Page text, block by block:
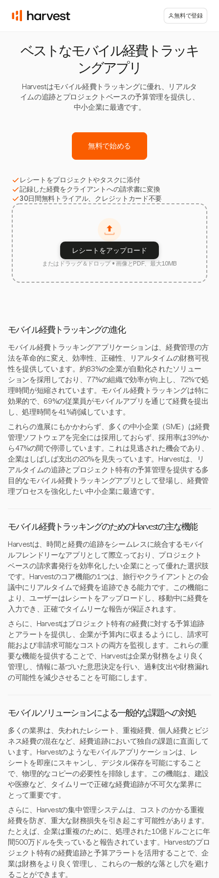
無料で登録
ベストなモバイル経費トラッキ
ングアプリ
Harvestはモバイル経費トラッキングに優れ、リアルタ
イムの追跡とプロジェクトベースの予算管理を提供し、
中小企業に最適です。
無料で始める
レシートをプロジェクトやタスクに添付
記録した経費をクライアントへの請求書に変換
30日間無料トライアル、クレジットカード不要
レシートをアップロード
またはドラッグ＆ドロップ • 画像とPDF、最大10MB
モバイル経費トラッキングの進化
モバイル経費トラッキングアプリケーションは、経費管理の方
法を革命的に変え、効率性、正確性、リアルタイムの財務可視
性を提供しています。約83%の企業が自動化されたソリュー
ションを採用しており、77%の組織で効率が向上し、72%で処
理時間が短縮されています。モバイル経費トラッキングは特に
効果的で、69%の従業員がモバイルアプリを通じて経費を提出
し、処理時間を41%削減しています。
これらの進展にもかかわらず、多くの中小企業（SME）は経費
管理ソフトウェアを完全には採用しておらず、採用率は39%か
ら47%の間で停滞しています。これは見逃された機会であり、
企業はしばしば支出の20%を見失っています。Harvestは、リ
アルタイムの追跡とプロジェクト特有の予算管理を提供する多
目的なモバイル経費トラッキングアプリとして登場し、経費管
理プロセスを強化したい中小企業に最適です。
モバイル経費トラッキングのためのHarvestの主な機能
Harvestは、時間と経費の追跡をシームレスに統合するモバイ
ルフレンドリーなアプリとして際立っており、プロジェクト
ベースの請求書発行を効率化したい企業にとって優れた選択肢
です。Harvestのコア機能の1つは、旅行やクライアントとの会
議中にリアルタイムで経費を追跡できる能力です。この機能に
より、ユーザーはレシートをアップロードし、移動中に経費を
入力でき、正確でタイムリーな報告が保証されます。
さらに、Harvestはプロジェクト特有の経費に対する予算追跡
とアラートを提供し、企業が予算内に収まるようにし、請求可
能および非請求可能なコストの両方を監視します。これらの重
要な機能を提供することで、Harvestは企業が財務をより良く
管理し、情報に基づいた意思決定を行い、過剰支出や財務漏れ
の可能性を減少させることを可能にします。
モバイルソリューションによる一般的な課題への対処
多くの業界は、失われたレシート、重複経費、個人経費とビジ
ネス経費の混在など、経費追跡において独自の課題に直面して
います。Harvestのようなモバイルアプリケーションは、レ
シートを即座にスキャンし、デジタル保存を可能にすること
で、物理的なコピーの必要性を排除します。この機能は、建設
や医療など、タイムリーで正確な経費追跡が不可欠な業界に
とって重要です。
さらに、Harvestの集中管理システムは、コストのかかる重複
経費を防ぎ、重大な財務損失を引き起こす可能性があります。
たとえば、企業は重複のために、処理された10億ドルごとに年
間500万ドルを失っていると報告されています。Harvestのプロ
ジェクト特有の経費追跡と予算アラートを活用することで、企
業は財務をより良く管理し、これらの一般的な落とし穴を避け
ることができます。